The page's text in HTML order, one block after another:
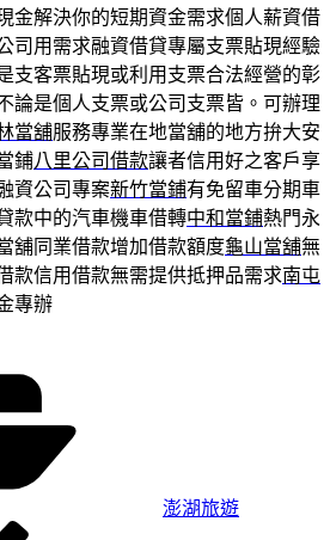
金解決你的短期資金需求個人薪資借
司用需求融資借貸專屬支票貼現經驗
支客票貼現或利用支票合法經營的彰
論是個人支票或公司支票皆。可辦理
當舖服務專業在地當舖的地方拚大安
鋪八里公司借款讓者信用好之客戶享
資公司專案新竹當鋪有免留車分期車
款中的汽車機車借轉中和當鋪熱門永
舖同業借款增加借款額度龜山當舖無
款信用借款無需提供抵押品需求南屯
專辦
澎湖旅遊